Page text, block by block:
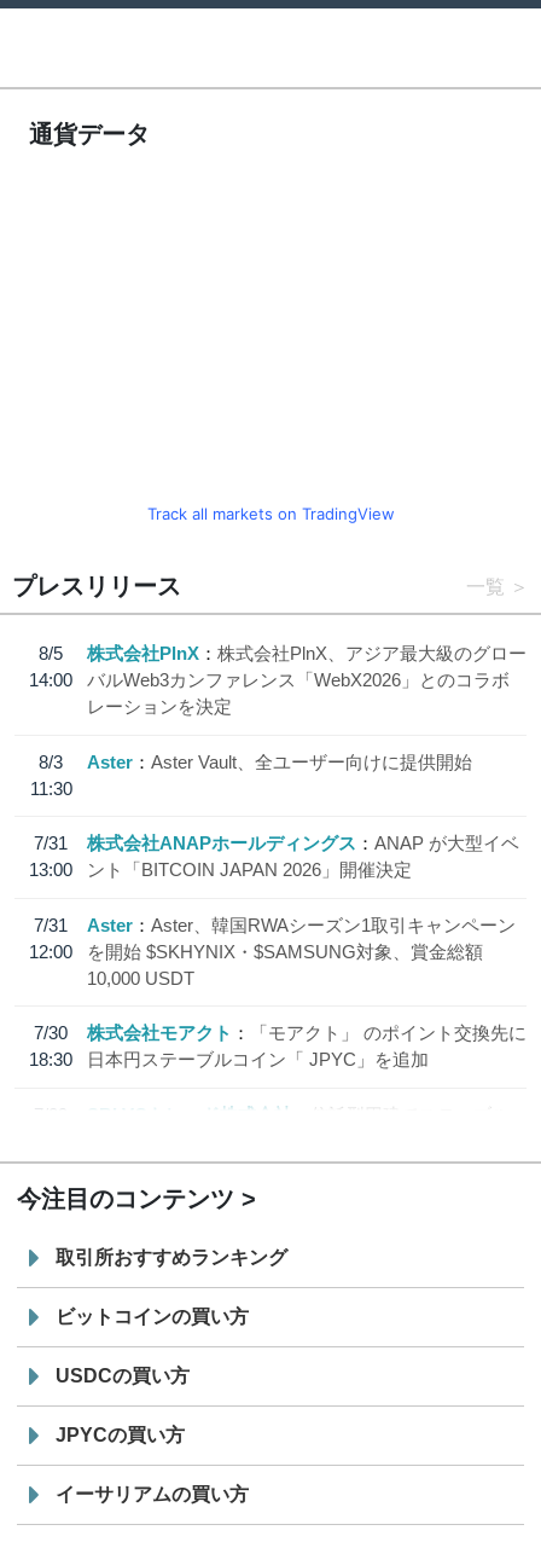
通貨データ
Track all markets on TradingView
プレスリリース 一覧
8/5
14:00
株式会社PlnX
株式会社PlnX、アジア最大級のグロー
バルWeb3カンファレンス「WebX2026」とのコラボ
レーションを決定
8/3
11:30
Aster Aster Vault、全ユーザー向けに提供開始
7/31
13:00
株式会社ANAPホールディングス
ANAP が大型イベ
ント「BITCOIN JAPAN 2026」開催決定
7/31
12:00
Aster
Aster、韓国RWAシーズン1取引キャンペーン
を開始 $SKHYNIX・$SAMSUNG対象、賞金総額
10,000 USDT
7/30
18:30
株式会社モアクト
「モアクト」 のポイント交換先に
日本円ステーブルコイン「 JPYC」を追加
7/29
SBI VCトレード株式会社
信託型円建てステーブル
今注目のコンテンツ
取引所おすすめランキング
ビットコインの買い方
USDCの買い方
JPYCの買い方
イーサリアムの買い方